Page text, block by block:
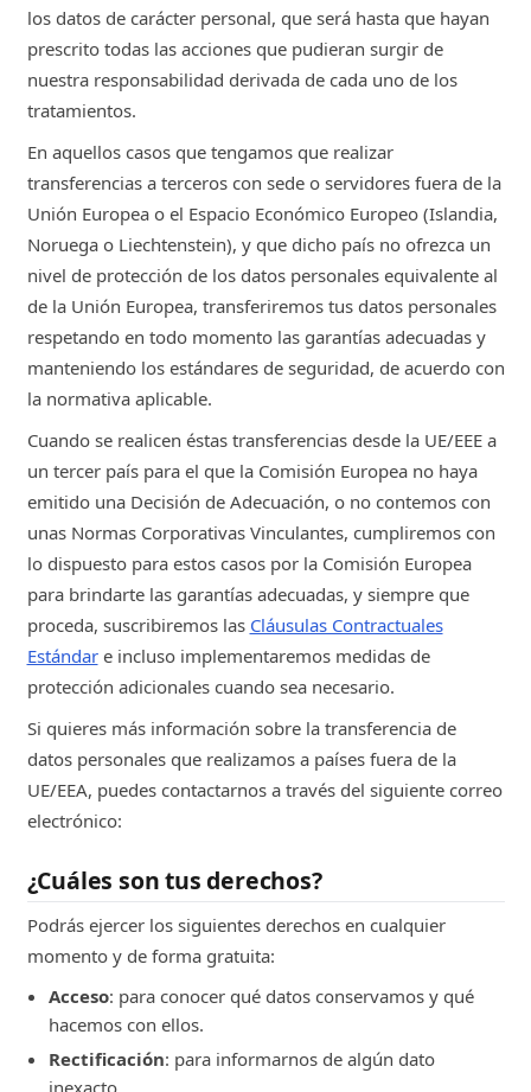
los datos de carácter personal, que será hasta que hayan
prescrito todas las acciones que pudieran surgir de
nuestra responsabilidad derivada de cada uno de los
tratamientos.
En aquellos casos que tengamos que realizar
transferencias a terceros con sede o servidores fuera de la
Unión Europea o el Espacio Económico Europeo (Islandia,
Noruega o Liechtenstein), y que dicho país no ofrezca un
nivel de protección de los datos personales equivalente al
de la Unión Europea, transferiremos tus datos personales
respetando en todo momento las garantías adecuadas y
manteniendo los estándares de seguridad, de acuerdo con
la normativa aplicable.
Cuando se realicen éstas transferencias desde la UE/EEE a
un tercer país para el que la Comisión Europea no haya
emitido una Decisión de Adecuación, o no contemos con
unas Normas Corporativas Vinculantes, cumpliremos con
lo dispuesto para estos casos por la Comisión Europea
para brindarte las garantías adecuadas, y siempre que
proceda, suscribiremos las Cláusulas Contractuales
Estándare incluso implementaremos medidas de
protección adicionales cuando sea necesario.
Si quieres más información sobre la transferencia de
datos personales que realizamos a países fuera de la
UE/EEA, puedes contactarnos a través del siguiente correo
electrónico:
¿Cuáles son tus derechos?
Podrás ejercer los siguientes derechos en cualquier
momento y de forma gratuita:
Acceso: para conocer qué datos conservamos y qué
hacemos con ellos.
Rectificación: para informarnos de algún dato
inexacto.